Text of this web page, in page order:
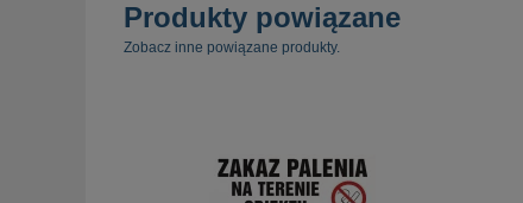
Produkty powiązane
Zobacz inne powiązane produkty.